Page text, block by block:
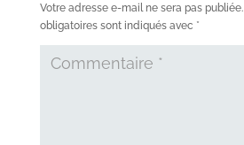
Votre adresse e-mail ne sera pas publiée.
obligatoires sont indiqués avec *